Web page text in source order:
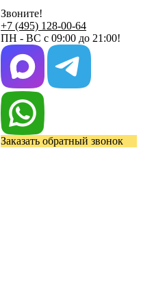
Звоните!
+7 (495) 128-00-64
ПН - ВС с 09:00 до 21:00!
Заказать обратный звонок